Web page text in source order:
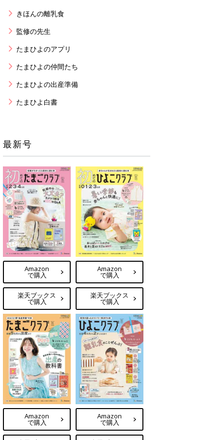
きほんの離乳食
監修の先生
たまひよのアプリ
たまひよの仲間たち
たまひよの出産準備
たまひよ白書
最新号
Amazon
で購入
楽天ブックス
で購入
Amazon
で購入
楽天ブックス
で購入
Amazon
で購入
Amazon
で購入